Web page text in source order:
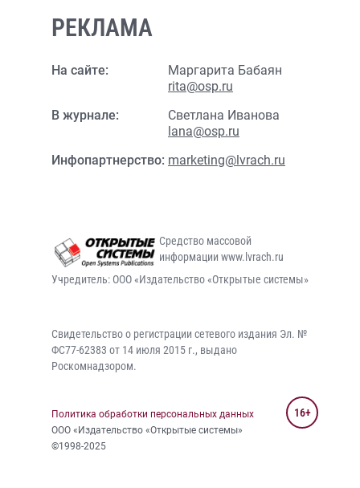
РЕКЛАМА
На сайте:
Маргарита Бабаян
rita@osp.ru
В журнале:
Светлана Иванова
lana@osp.ru
Инфопартнерство: marketing@lvrach.ru
Средство массовой
информации www.lvrach.ru
Учредитель: ООО «Издательство «Открытые системы»
Свидетельство о регистрации сетевого издания Эл. №
ФС77-62383 от 14 июля 2015 г., выдано
Роскомнадзором.
Политика обработки персональных данных
ООО «Издательство «Открытые системы»
©1998-2025
16+